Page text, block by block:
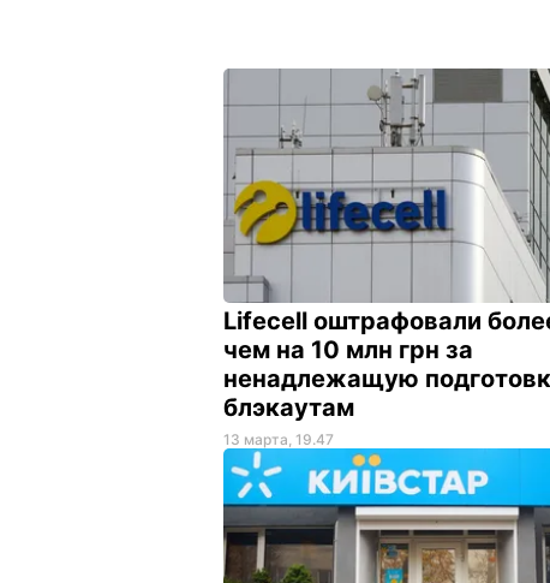
Lifecell оштрафовали
чем на 10 млн грн за
ненадлежащую
блэкаутам
13 марта, 19.47